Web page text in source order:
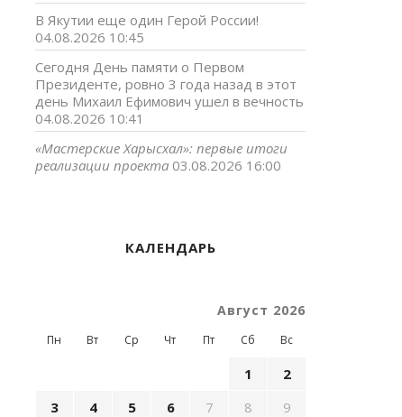
В Якутии еще один Герой России!
04.08.2026 10:45
Сегодня День памяти о Первом
Президенте, ровно 3 года назад в этот
день Михаил Ефимович ушел в вечность
04.08.2026 10:41
«Мастерские Харысхал»: первые итоги
реализации проекта 03.08.2026 16:00
КАЛЕНДАРЬ
Август 2026
Пн Вт Ср Чт Пт Сб Вс
1
2
3
4 5 6 7 8
9